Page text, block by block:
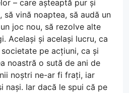
– care așteaptă pur și
să vină noaptea, să audă un
joc nou, să rezolve alte
Același și același lucru, ca
pe acțiuni, ca și
noastră o sută de ani de
noștri ne-ar fi frați, iar
nași. Iar dacă le spui că pe